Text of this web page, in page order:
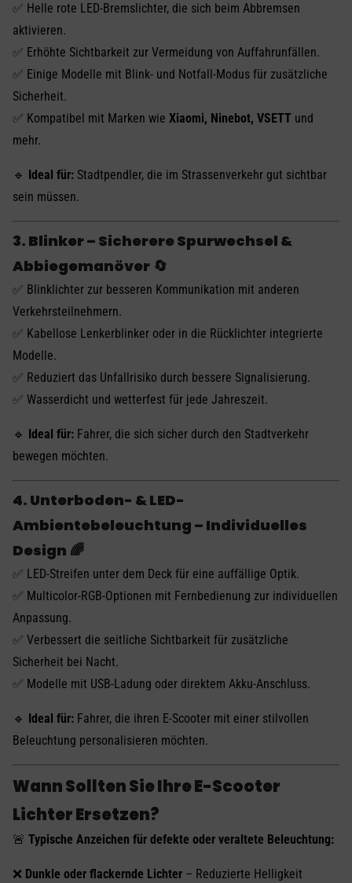
✅ Helle rote LED-Bremslichter, die sich beim Abbremsen
aktivieren.
✅ Erhöhte Sichtbarkeit zur Vermeidung von Auffahrunfällen.
✅ Einige Modelle mit Blink- und Notfall-Modus für zusätzliche
Sicherheit.
✅ Kompatibel mit Marken wie Xiaomi, Ninebot, VSETT und
mehr.
🔹 Ideal für: Stadtpendler, die im Strassenverkehr gut sichtbar
sein müssen.
3. Blinker – Sicherere Spurwechsel &
Abbiegemanöver 🔄
✅ Blinklichter zur besseren Kommunikation mit anderen
Verkehrsteilnehmern.
✅ Kabellose Lenkerblinker oder in die Rücklichter integrierte
Modelle.
✅ Reduziert das Unfallrisiko durch bessere Signalisierung.
✅ Wasserdicht und wetterfest für jede Jahreszeit.
🔹 Ideal für: Fahrer, die sich sicher durch den Stadtverkehr
bewegen möchten.
4. Unterboden- & LED-
Ambientebeleuchtung – Individuelles
Design 🌈
✅ LED-Streifen unter dem Deck für eine auffällige Optik.
✅ Multicolor-RGB-Optionen mit Fernbedienung zur individuellen
Anpassung.
✅ Verbessert die seitliche Sichtbarkeit für zusätzliche
Sicherheit bei Nacht.
✅ Modelle mit USB-Ladung oder direktem Akku-Anschluss.
🔹 Ideal für: Fahrer, die ihren E-Scooter mit einer stilvollen
Beleuchtung personalisieren möchten.
Wann Sollten Sie Ihre E-Scooter
Lichter Ersetzen?
🚨 Typische Anzeichen für defekte oder veraltete Beleuchtung:
❌ Dunkle oder flackernde Lichter – Reduzierte Helligkeit